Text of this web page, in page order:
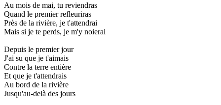
Au mois de mai, tu reviendras
Quand le premier refleuriras
Près de la rivière, je t'attendrai
Mais si je te perds, je m'y noierai
Depuis le premier jour
J'ai su que je t'aimais
Contre la terre entière
Et que je t'attendrais
Au bord de la rivière
Jusqu'au-delà des jours